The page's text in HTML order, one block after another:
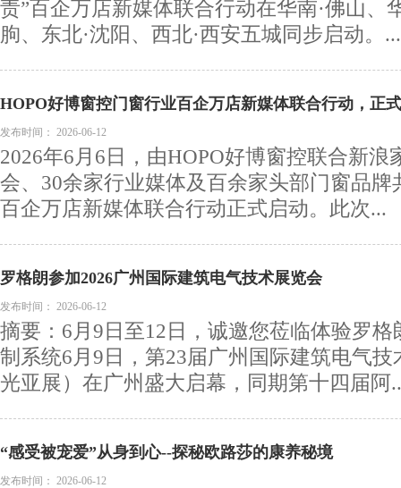
责”百企万店新媒体联合行动在华南·佛山、
朐、东北·沈阳、西北·西安五城同步启动。...
HOPO好博窗控门窗行业百企万店新媒体联合行动，正
发布时间： 2026-06-12
2026年6月6日，由HOPO好博窗控联合新浪
会、30余家行业媒体及百余家头部门窗品牌
百企万店新媒体联合行动正式启动。此次...
罗格朗参加2026广州国际建筑电气技术展览会
发布时间： 2026-06-12
摘要：6月9日至12日，诚邀您莅临体验罗
制系统6月9日，第23届广州国际建筑电气技
光亚展）在广州盛大启幕，同期第十四届阿
“感受被宠爱”从身到心--探秘欧路莎的康养秘境
发布时间： 2026-06-12